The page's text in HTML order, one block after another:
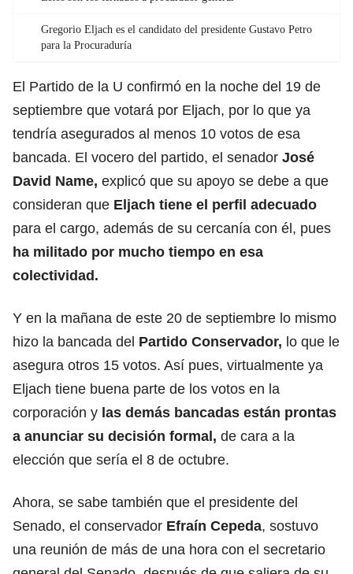
Gregorio Eljach es el candidato del presidente Gustavo Petro
para la Procuraduría
El Partido de la U confirmó en la noche del 19 de
septiembre que votará por Eljach, por lo que ya
tendría asegurados al menos 10 votos de esa
bancada. El vocero del partido, el senador José
David Name, explicó que su apoyo se debe a que
consideran que Eljach tiene el perfil adecuado
para el cargo, además de su cercanía con él, pues
ha militado por mucho tiempo en esa
colectividad.
Y en la mañana de este 20 de septiembre lo mismo
hizo la bancada del Partido Conservador, lo que le
asegura otros 15 votos. Así pues, virtualmente ya
Eljach tiene buena parte de los votos en la
corporación y las demás bancadas están prontas
a anunciar su decisión formal, de cara a la
elección que sería el 8 de octubre.
Ahora, se sabe también que el presidente del
Senado, el conservador Efraín Cepeda, sostuvo
una reunión de más de una hora con el secretario